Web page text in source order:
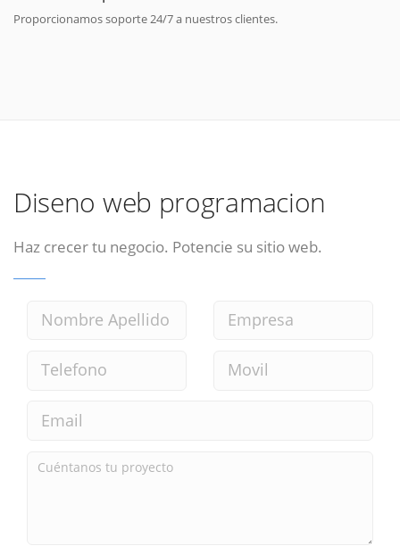
Proporcionamos soporte 24/7 a nuestros clientes.
Diseno web programacion
Haz crecer tu negocio. Potencie su sitio web.